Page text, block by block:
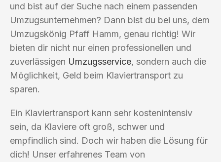
und bist auf der Suche nach einem passenden
Umzugsunternehmen? Dann bist du bei uns, dem
Umzugskönig Pfaff Hamm, genau richtig! Wir
bieten dir nicht nur einen professionellen und
zuverlässigen Umzugsservice, sondern auch die
Möglichkeit, Geld beim Klaviertransport zu
sparen.
Ein Klaviertransport kann sehr kostenintensiv
sein, da Klaviere oft groß, schwer und
empfindlich sind. Doch wir haben die Lösung für
dich! Unser erfahrenes Team von